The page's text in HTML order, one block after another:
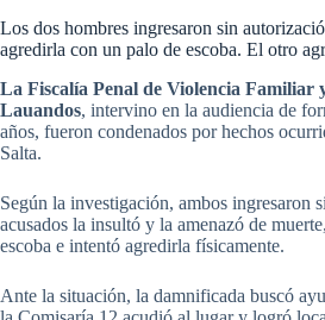
Los dos hombres ingresaron sin
agredirla con un palo de escoba. El otro
La Fiscalía Penal de Violencia Familiar
Lauandos, intervino en la audiencia de
años, fueron condenados por hechos
Salta.
Según la investigación, ambos
acusados la insultó y la amenazó de
escoba e intentó agredirla físicamente.
Ante la situación, la damnificada buscó